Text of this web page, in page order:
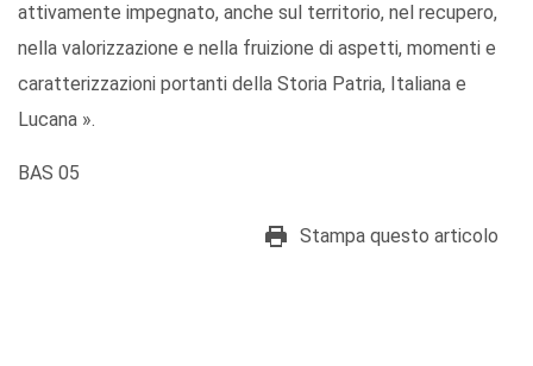
attivamente impegnato, anche sul territorio, nel recupero,
nella valorizzazione e nella fruizione di aspetti, momenti e
caratterizzazioni portanti della Storia Patria, Italiana e
Lucana ».
BAS 05
Stampa questo articolo